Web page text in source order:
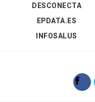
DESCONECTA
EPDATA.ES
INFOSALUS